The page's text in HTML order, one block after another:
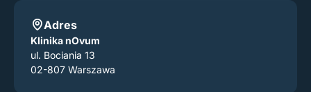
Adres
Klinika nOvum
ul. Bociania 13
02-807 Warszawa